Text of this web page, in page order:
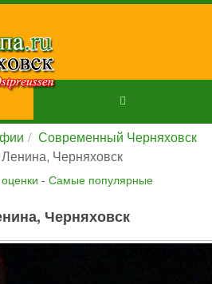
Современный Черняховск
Черняховск
- Самые популярные
Черняховск